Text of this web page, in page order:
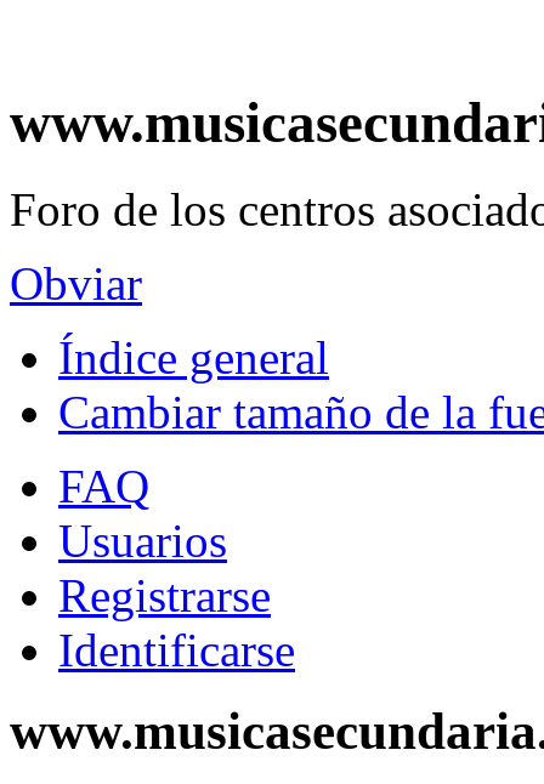
Foro de los centros
Obviar
Índice general
Cambiar tamaño de la
FAQ
Usuarios
Registrarse
Identificarse